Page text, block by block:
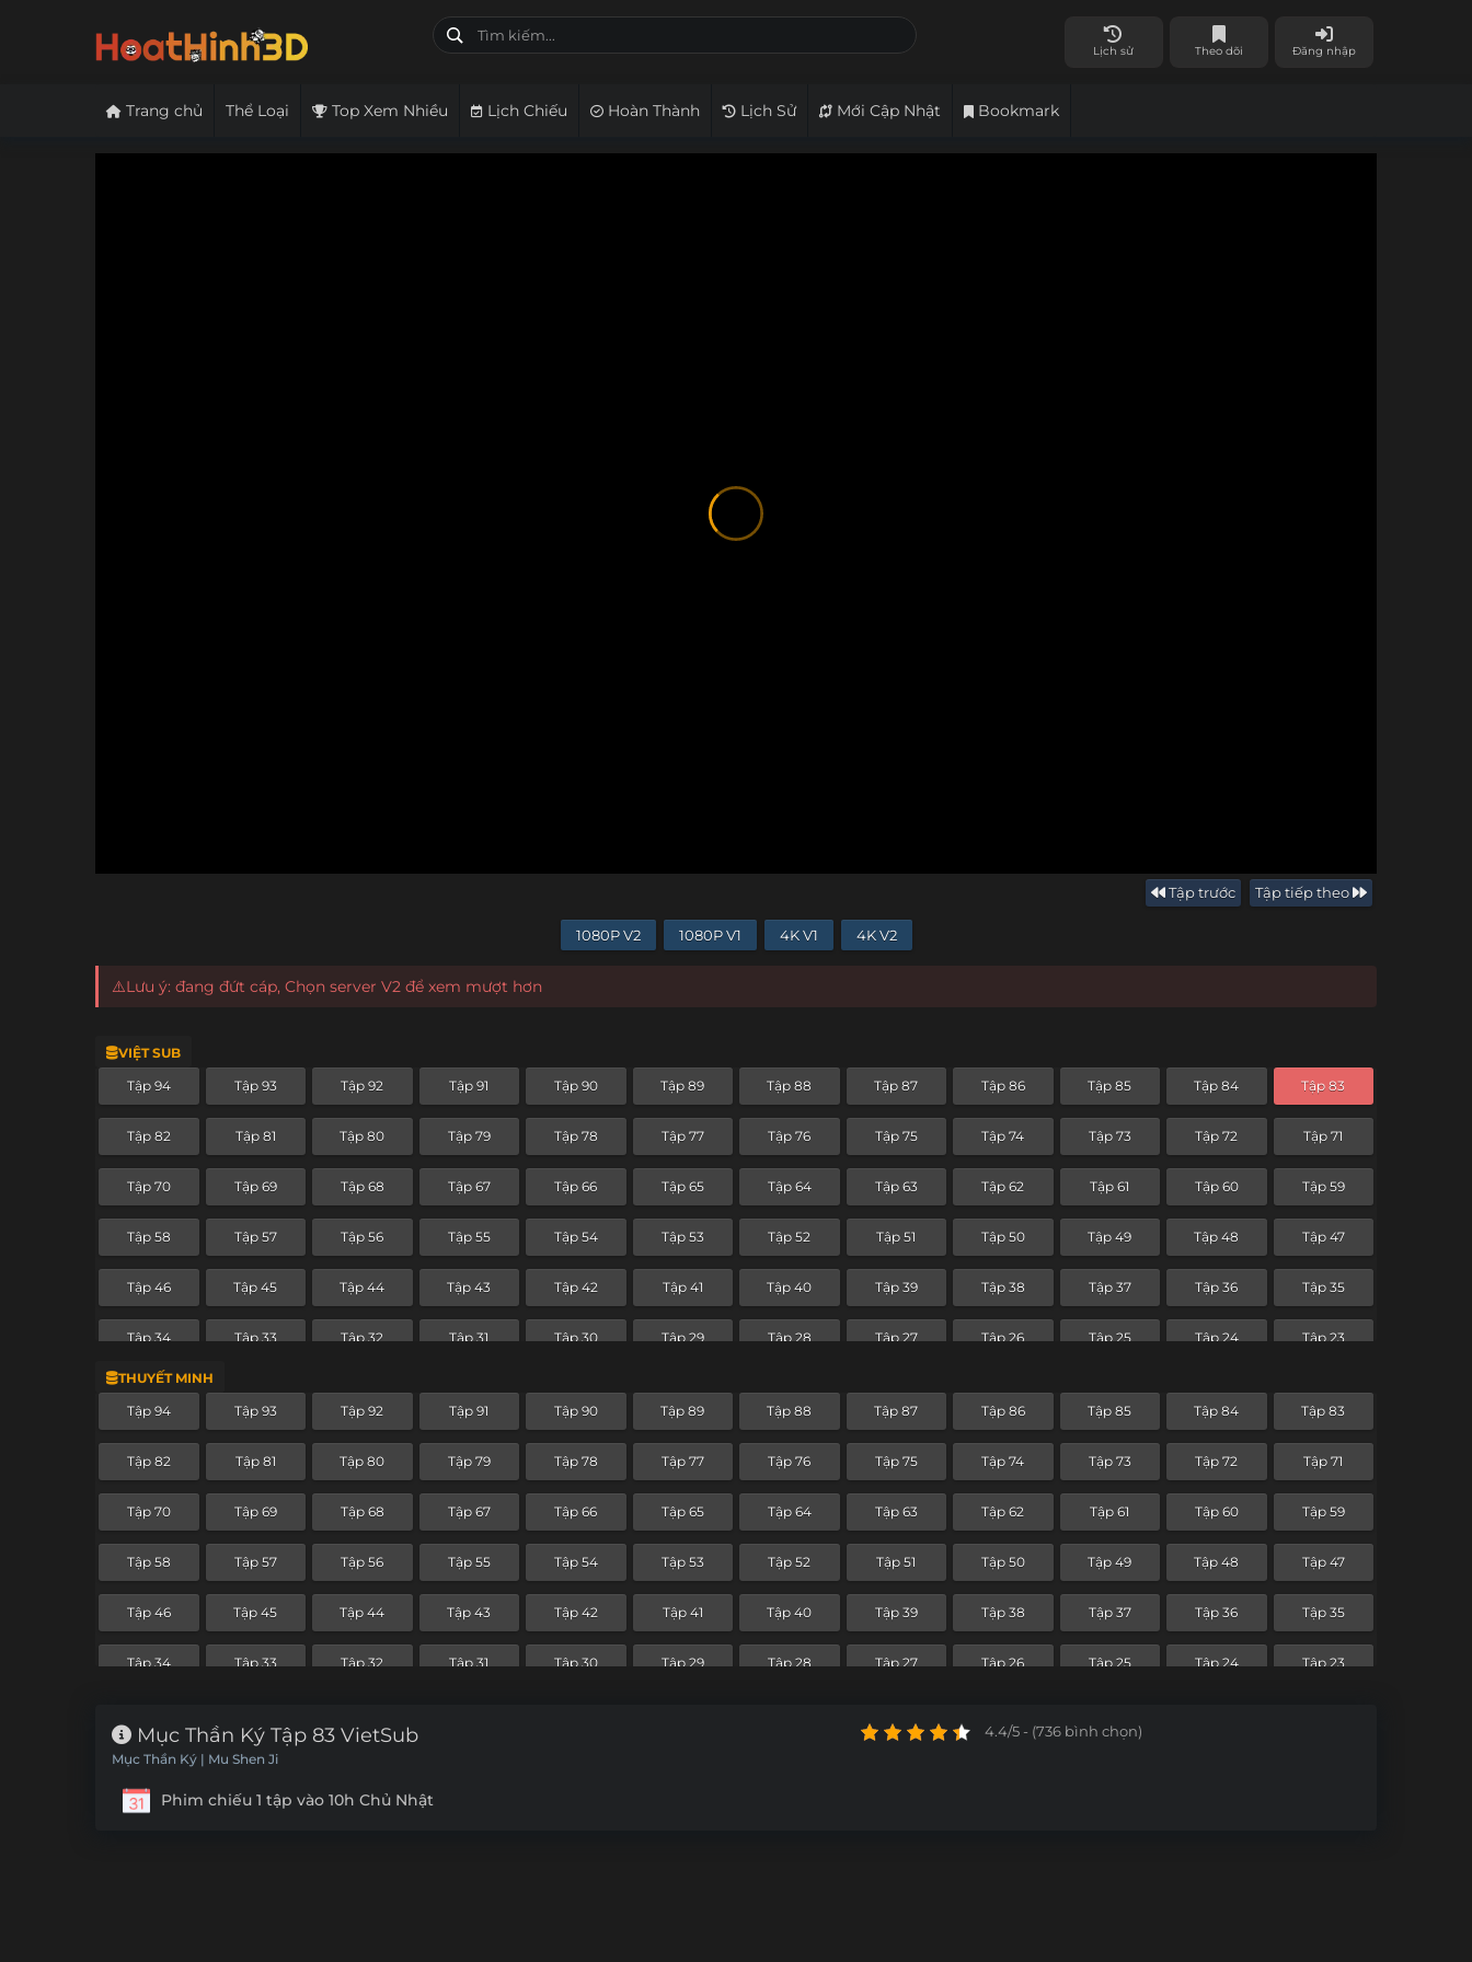
Lịch sử Theo dõi Đăng nhập
Trang chủ Thể Loại Top Xem Nhiều Lịch Chiếu Hoàn Thành Lịch Sử Mới Cập Nhật Bookmark
Tập trước Tập tiếp theo
1080P V2 1080P V1 4K V1 4K V2
⚠️Lưu ý: đang đứt cáp, Chọn server V2 để xem mượt hơn
VIỆT SUB
Tập 94 Tập 93 Tập 92 Tập 91 Tập 90 Tập 89 Tập 88 Tập 87 Tập 86 Tập 85 Tập 84 Tập 83
Tập 82 Tập 81 Tập 80 Tập 79 Tập 78 Tập 77 Tập 76 Tập 75 Tập 74 Tập 73 Tập 72 Tập 71
Tập 70 Tập 69 Tập 68 Tập 67 Tập 66 Tập 65 Tập 64 Tập 63 Tập 62 Tập 61 Tập 60 Tập 59
Tập 58 Tập 57 Tập 56 Tập 55 Tập 54 Tập 53 Tập 52 Tập 51 Tập 50 Tập 49 Tập 48 Tập 47
Tập 46 Tập 45 Tập 44 Tập 43 Tập 42 Tập 41 Tập 40 Tập 39 Tập 38 Tập 37 Tập 36 Tập 35
Tập 34 Tập 33 Tập 32 Tập 31 Tập 30 Tập 29 Tập 28 Tập 27 Tập 26 Tập 25 Tập 24 Tập 23
Tập 22
THUYẾT MINH
Tập 94 Tập 93 Tập 92 Tập 91 Tập 90 Tập 89 Tập 88 Tập 87 Tập 86 Tập 85 Tập 84 Tập 83
Tập 82 Tập 81 Tập 80 Tập 79 Tập 78 Tập 77 Tập 76 Tập 75 Tập 74 Tập 73 Tập 72 Tập 71
Tập 70 Tập 69 Tập 68 Tập 67 Tập 66 Tập 65 Tập 64 Tập 63 Tập 62 Tập 61 Tập 60 Tập 59
Tập 58 Tập 57 Tập 56 Tập 55 Tập 54 Tập 53 Tập 52 Tập 51 Tập 50 Tập 49 Tập 48 Tập 47
Tập 46 Tập 45 Tập 44 Tập 43 Tập 42 Tập 41 Tập 40 Tập 39 Tập 38 Tập 37 Tập 36 Tập 35
Tập 34 Tập 33 Tập 32 Tập 31 Tập 30 Tập 29 Tập 28 Tập 27 Tập 26 Tập 25 Tập 24 Tập 23
Tập 10 Tập 9
Mục Thần Ký Tập 83 VietSub
Mục Thần Ký | Mu Shen Ji
Phim chiếu 1 tập vào 10h Chủ Nhật
4.4/5 - (736 bình chọn)